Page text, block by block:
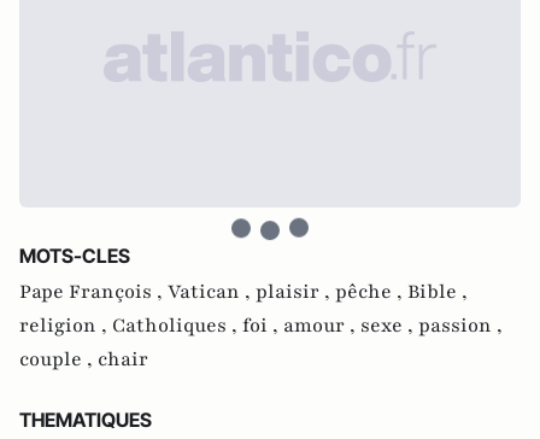
MOTS-CLES
Pape François , Vatican , plaisir , pêche , Bible ,
religion , Catholiques , foi , amour , sexe , passion ,
couple , chair
THEMATIQUES